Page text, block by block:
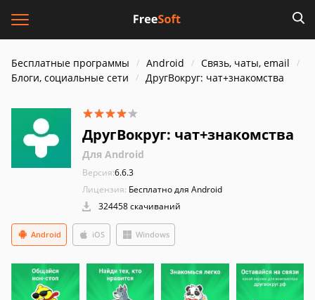
Бесплатные программы Android
Связь, чаты, email
Блоги, социальные сети
ДругВокруг: чат+знакомства
ДругВокруг: чат+знакомства
Для Android
Версия:6.6.3
Лицензия: Бесплатно для Android
324458 скачиваний
iOS
Android Windows